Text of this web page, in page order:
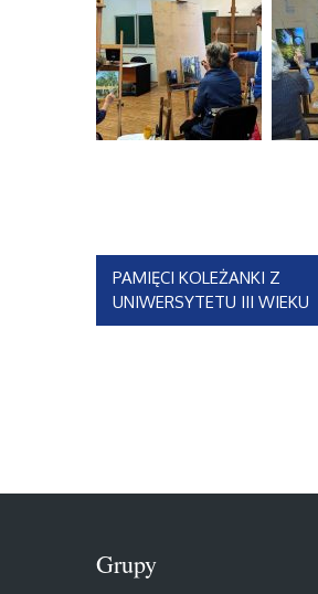
Nawigacja
wpisu
PAMIĘCI KOLEŻANKI Z
UNIWERSYTETU III WIEKU
Grupy